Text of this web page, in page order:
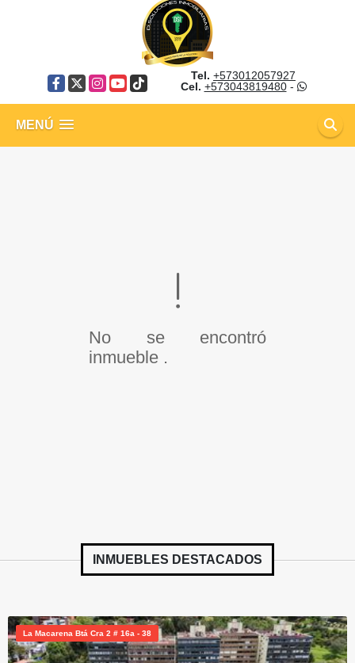
Facebook
X Instagram
YouTube
TikTok
Tel. +573012057927
Cel. +573043819480-
MENÚ
No se encontró
inmueble .
INMUEBLES DESTACADOS
La Macarena Btá Cra 2 # 16a - 38